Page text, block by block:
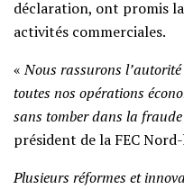
déclaration, ont promis
activités commerciales.
«Nous rassurons
toutes nos opérations
sans tomber dans la fraude
président de la FEC
Plusieurs réformes et